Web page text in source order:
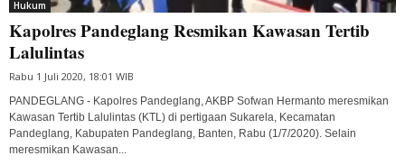
Hukum
Kapolres Pandeglang Resmikan Kawasan Tertib
Lalulintas
Rabu 1 Juli 2020, 18:01 WIB
PANDEGLANG - Kapolres Pandeglang, AKBP Sofwan Hermanto meresmikan
Kawasan Tertib Lalulintas (KTL) di pertigaan Sukarela, Kecamatan
Pandeglang, Kabupaten Pandeglang, Banten, Rabu (1/7/2020). Selain
meresmikan Kawasan...